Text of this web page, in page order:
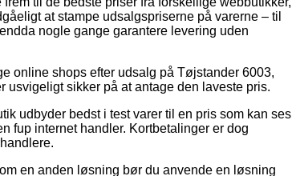
at stampe udsalgspriserne på varerne – til
nogle gange garantere levering uden
online shops efter udsalg på Tøjstander 6003,
usvigeligt sikker på at antage den laveste pris.
udbyder bedst i test varer til en pris som kan ses
fup internet handler. Kortbetalinger er dog
en anden løsning bør du anvende en løsning